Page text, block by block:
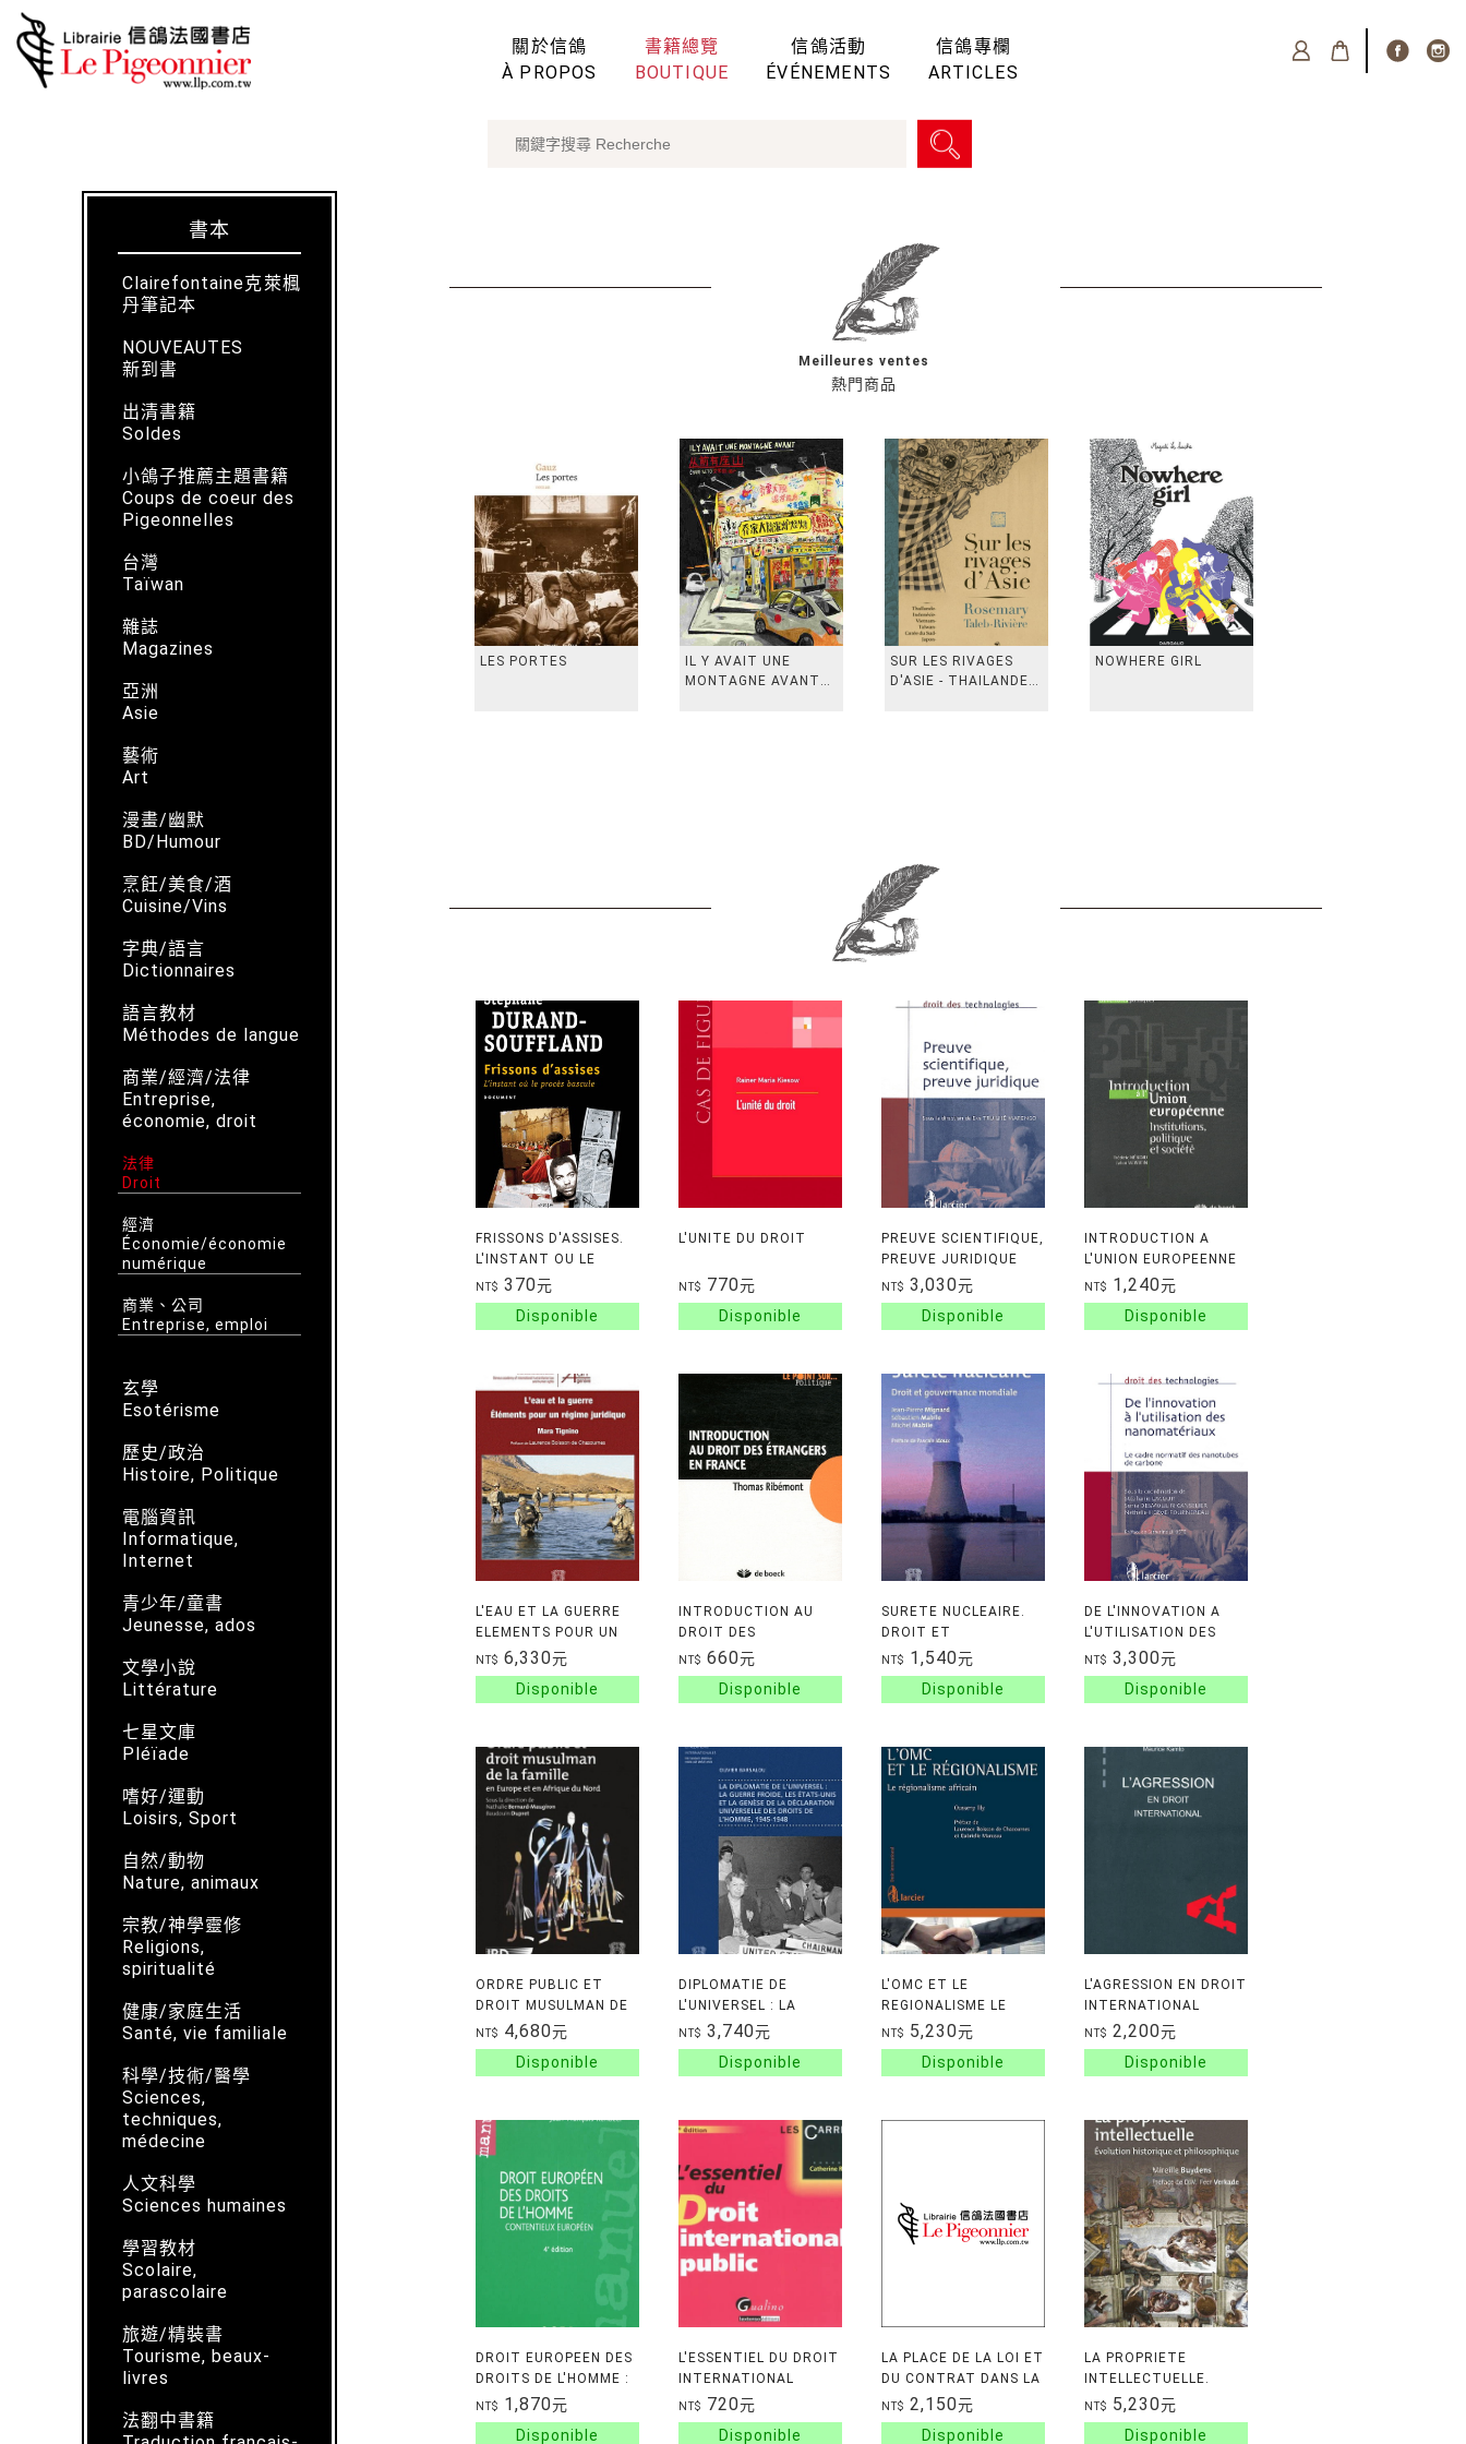
關於信鴿
À PROPOS
書籍總覽
BOUTIQUE
信鴿活動
ÉVÉNEMENTS
信鴿專欄
ARTICLES
書本
Clairefontaine克萊楓
丹筆記本
NOUVEAUTES
新到書
出清書籍
Soldes
小鴿子推薦主題書籍
Coups de coeur des
Pigeonnelles
台灣
Taïwan
雜誌
Magazines
亞洲
Asie
藝術
Art
漫畫/幽默
BD/Humour
烹飪/美食/酒
Cuisine/Vins
字典/語言
Dictionnaires
語言教材
Méthodes de langue
商業/經濟/法律
Entreprise,
économie, droit
法律
Droit
經濟
Économie/économie
numérique
商業、公司
Entreprise, emploi
玄學
Esotérisme
歷史/政治
Histoire, Politique
電腦資訊
Informatique,
Internet
青少年/童書
Jeunesse, ados
文學小說
Littérature
七星文庫
Pléïade
嗜好/運動
Loisirs, Sport
自然/動物
Nature, animaux
宗教/神學靈修
Religions,
spiritualité
健康/家庭生活
Santé, vie familiale
科學/技術/醫學
Sciences,
techniques,
médecine
人文科學
Sciences humaines
學習教材
Scolaire,
parascolaire
旅遊/精裝書
Tourisme, beaux-
livres
法翻中書籍
熱門商品
Meilleures ventes
LES PORTES
IL Y AVAIT UNE
MONTAGNE AVANT
SUR LES RIVAGES
D'ASIE - THAILANDE,
NOWHERE GIRL
FRISSONS D'ASSISES.
L'INSTANT OU LE
PROCES BASCULE
NT$ 370元
L'UNITE DU DROIT
NT$ 770元
PREUVE SCIENTIFIQUE,
PREUVE JURIDIQUE
NT$ 3,030元
INTRODUCTION A
L'UNION EUROPEENNE
INSTITUTIONS,
POLITIQUES ET
SOCIETE
NT$ 1,240元
L'EAU ET LA GUERRE
ELEMENTS POUR UN
REGIME JURIDIQUE
NT$ 6,330元
INTRODUCTION AU
DROIT DES
ETRANGERS EN
FRANCE
NT$ 660元
SURETE NUCLEAIRE.
DROIT ET
GOUVERNANCE
MONDIALE
NT$ 1,540元
DE L'INNOVATION A
L'UTILISATION DES
NANOMATERIAUX - LE
CADRE NORMATIF DES
NANOTUBES DE
NT$ 3,300元
ORDRE PUBLIC ET
DROIT MUSULMAN DE
LA FAMILLE EN EUROPE
ET EN AFRIQUE DE
NT$ 4,680元
DIPLOMATIE DE
L'UNIVERSEL : LA
GUERRE FROIDE, LES
ETATS-UNIS ET LA
GENESE DE LA
NT$ 3,740元
L'OMC ET LE
REGIONALISME LE
REGIONALISME
AFRICAIN
NT$ 5,230元
L'AGRESSION EN DROIT
INTERNATIONAL
NT$ 2,200元
DROIT EUROPEEN DES
DROITS DE L'HOMME :
CONTENTIEUX
EUROPEEN
NT$ 1,870元
L'ESSENTIEL DU DROIT
INTERNATIONAL
PUBLIC
NT$ 720元
LA PLACE DE LA LOI ET
DU CONTRAT DANS LA
GARANTIE DU DROIT A
LA PROTECTION
SOCIALE TOME 1
NT$ 2,150元
LA PROPRIETE
INTELLECTUELLE.
EVOLUTION
HISTORIQUE ET
PHILOSOPHIQUE
NT$ 5,230元